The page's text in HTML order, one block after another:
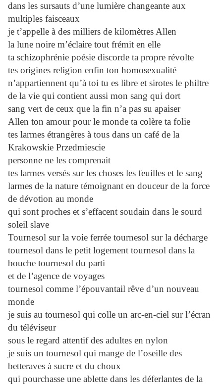
dans les sursauts d’une lumière changeante aux
multiples faisceaux
je t’appelle à des milliers de kilomètres Allen
la lune noire m’éclaire tout frémit en elle
ta schizophrénie poésie discorde ta propre révolte
tes origines religion enfin ton homosexualité
n’appartiennent qu’à toi tu es libre et sirotes le philtre
de la vie qui contient aussi mon sang qui dort
sang vert de ceux que la fin n’a pas su apaiser
Allen ton amour pour le monde ta colère ta folie
tes larmes étrangères à tous dans un café de la
Krakowskie Przedmiescie
personne ne les comprenait
tes larmes versés sur les choses les feuilles et le sang
larmes de la nature témoignant en douceur de la force
de dévotion au monde
qui sont proches et s’effacent soudain dans le sourd
soleil slave
Tournesol sur la voie ferrée tournesol sur la décharge
tournesol dans le petit logement tournesol dans la
bouche tournesol du parti
et de l’agence de voyages
tournesol comme l’épouvantail rêve d’un nouveau
monde
je suis au tournesol qui colle un arc-en-ciel sur l’écran
du téléviseur
sous le regard attentif des adultes en nylon
je suis un tournesol qui mange de l’oseille des
betteraves à sucre et du choux
qui pourchasse une ablette dans les déferlantes de la